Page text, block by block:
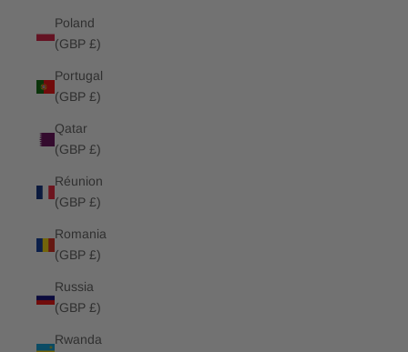
Poland
(GBP £)
Portugal
(GBP £)
Qatar
(GBP £)
Réunion
(GBP £)
Romania
(GBP £)
Russia
(GBP £)
Rwanda